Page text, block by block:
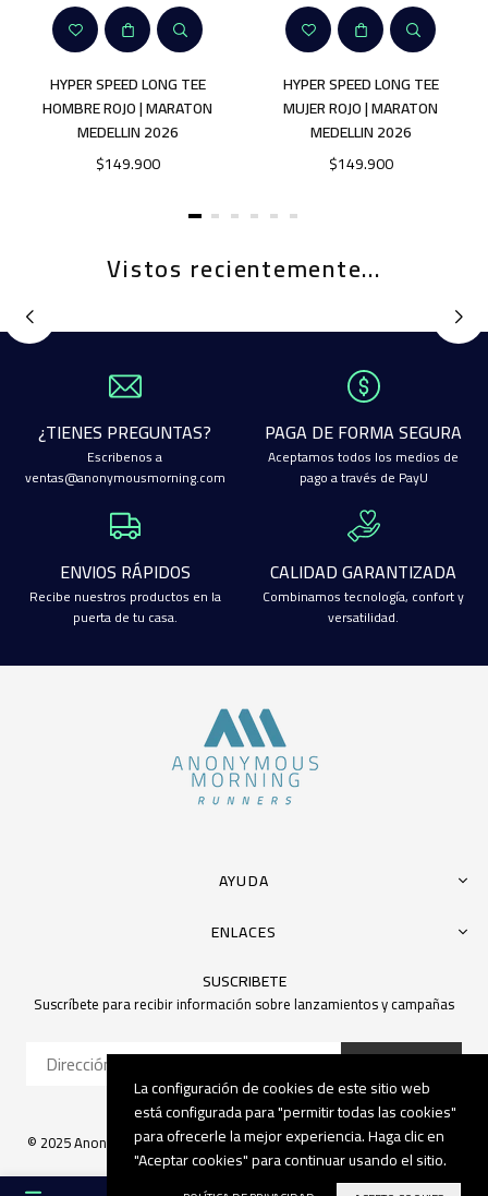
HYPER SPEED LONG TEE
HOMBRE ROJO | MARATON
MEDELLIN 2026
Precio
$149.900
HYPER SPEED LONG TEE
MUJER ROJO | MARATON
MEDELLIN 2026
Precio
$149.900
Vistos recientemente...
¿TIENES PREGUNTAS?
Escribenos a
ventas@anonymousmorning.com
PAGA DE FORMA SEGURA
Aceptamos todos los medios de
pago a través de PayU
ENVIOS RÁPIDOS
Recibe nuestros productos en la
puerta de tu casa.
CALIDAD GARANTIZADA
Combinamos tecnología, confort y
versatilidad.
AYUDA
ENLACES
SUSCRIBETE
Suscríbete para recibir información sobre lanzamientos y campañas
FacebookInstagram
TikTokWhatsapp
© 2025 Anonymous Morning. Todos los derechos reservados. | Creado
porAliria & Web
La configuración de cookies de este sitio web
está configurada para "permitir todas las cookies"
para ofrecerle la mejor experiencia. Haga clic en
"Aceptar cookies" para continuar usando el sitio.